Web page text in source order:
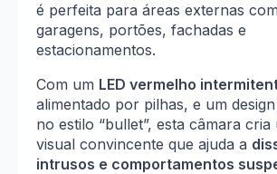
é perfeita para áreas externas
garagens, portões, fachadas e
estacionamentos.
Com um LED vermelho
alimentado por pilhas, e um
no estilo “bullet”, esta câmara cria
visual convincente que ajuda a
intrusos e comportamentos